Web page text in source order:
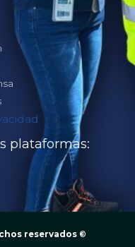
plataformas:
reservados ©